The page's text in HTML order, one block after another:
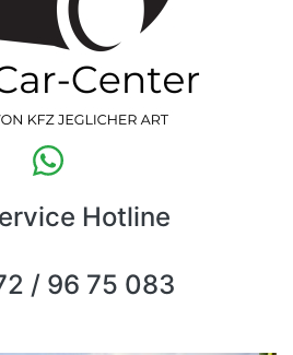
Hotline
/ 96 75 083